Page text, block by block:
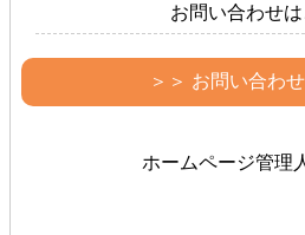
お問い合わせ
＞＞ お問い合わ
ホームページ管理